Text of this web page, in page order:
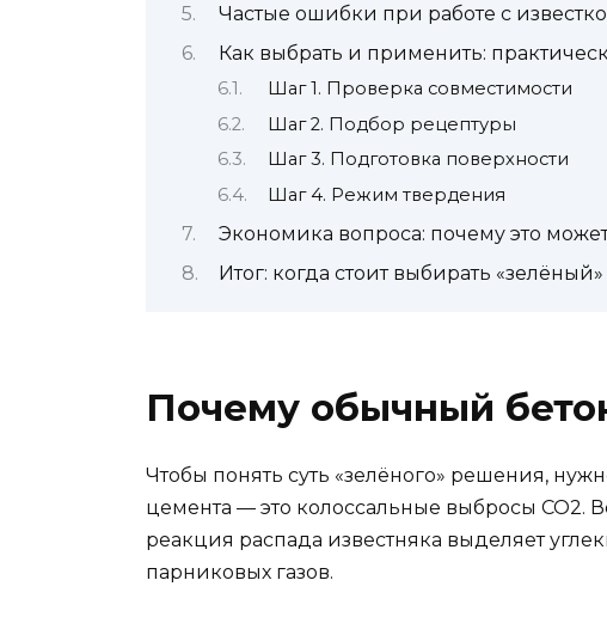
Частые ошибки при работе с
Как выбрать и применить:
Шаг 1. Проверка совместимости
Шаг 2. Подбор рецептуры
Шаг 3. Подготовка поверхности
Шаг 4. Режим твердения
Экономика вопроса: почему это
Итог: когда стоит выбирать «зелёный»
Почему обычный
Чтобы понять суть «зелёного» решения,
цемента — это колоссальные выбросы CO2.
реакция распада известняка выделяет
парниковых газов.